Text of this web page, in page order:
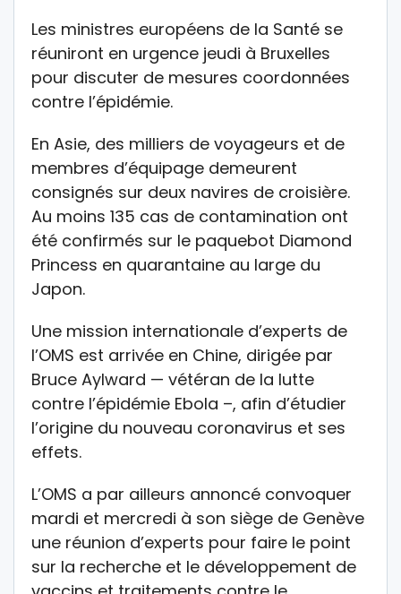
Les ministres européens de la Santé se
réuniront en urgence jeudi à Bruxelles
pour discuter de mesures coordonnées
contre l’épidémie.
En Asie, des milliers de voyageurs et de
membres d’équipage demeurent
consignés sur deux navires de croisière.
Au moins 135 cas de contamination ont
été confirmés sur le paquebot Diamond
Princess en quarantaine au large du
Japon.
Une mission internationale d’experts de
l’OMS est arrivée en Chine, dirigée par
Bruce Aylward — vétéran de la lutte
contre l’épidémie Ebola –, afin d’étudier
l’origine du nouveau coronavirus et ses
effets.
L’OMS a par ailleurs annoncé convoquer
mardi et mercredi à son siège de Genève
une réunion d’experts pour faire le point
sur la recherche et le développement de